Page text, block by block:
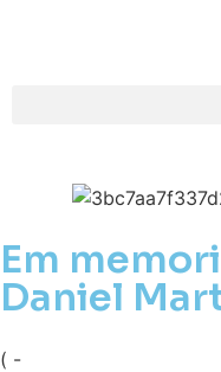
Em
Daniel
( -